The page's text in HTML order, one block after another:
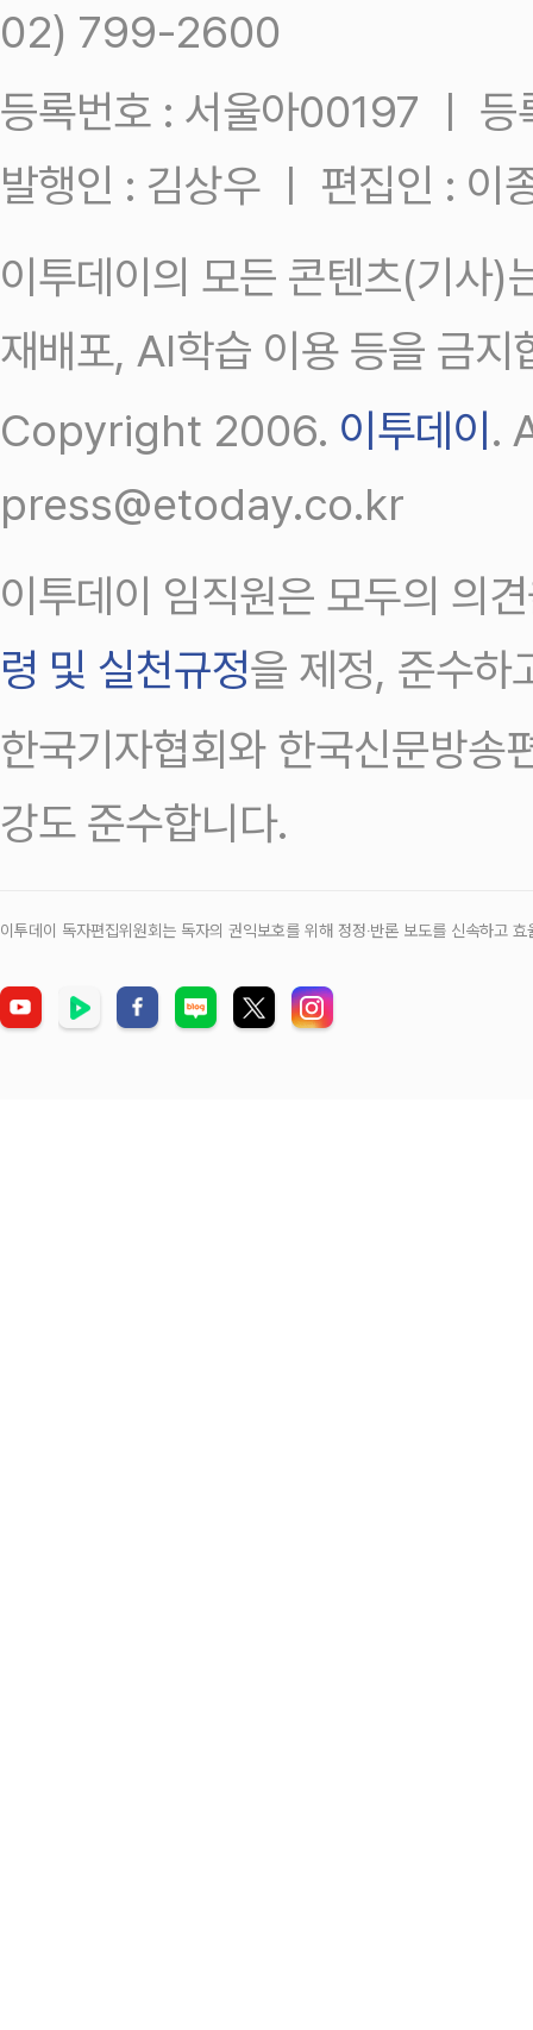
02) 799-2600
등록번호 : 서울아00197 ㅣ
발행인 : 김상우 ㅣ 편집인 : 이
이투데이의 모든 콘텐츠(기사)
재배포, AI학습 이용 등을 금지
Copyright 2006. 이투데이.
press@etoday.co.kr
이투데이 임직원은 모두의 의
령 및 실천규정을 제정, 준수하
한국기자협회와 한국신문방송
강도 준수합니다.
이투데이 독자편집위원회는 독자의 권익보호를 위해 정정‧반론 보도를 신속하고